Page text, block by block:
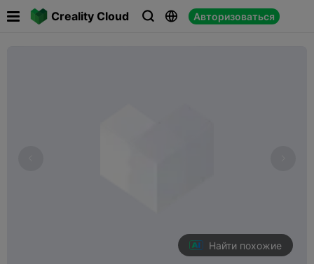
Creality Cloud   Авторизоваться
Найти похожие